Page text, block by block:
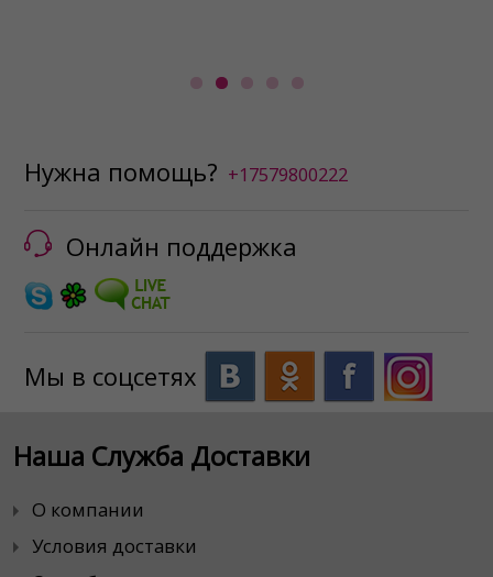
Нужна помощь? +17579800222
Онлайн поддержка
Мы в соцсетях
Наша Служба Доставки
О компании
Условия доставки